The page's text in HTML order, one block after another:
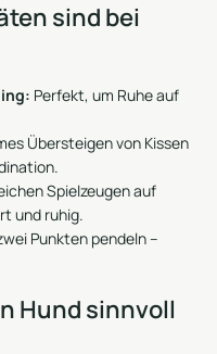
sind bei
Perfekt, um Ruhe auf
Übersteigen von Kissen
Spielzeugen auf
und ruhig.
Punkten pendeln –
Hund sinnvoll